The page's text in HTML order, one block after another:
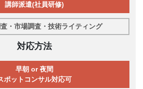
講師派遣(社員研修)
・市場調査・技術ライティング
対応方法
早朝 or 夜間
ポットコンサル対応可